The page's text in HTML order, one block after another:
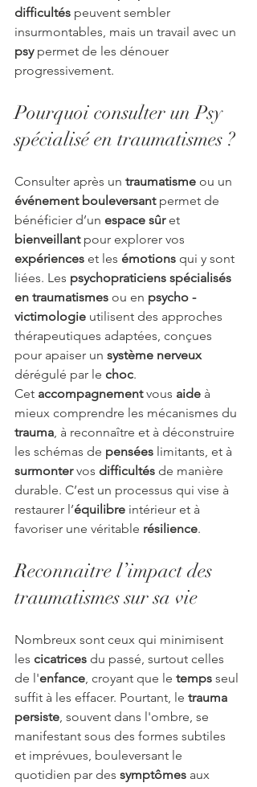
difficultés peuvent sembler
insurmontables, mais un travail avec un
psy permet de les dénouer
progressivement.
Pourquoi consulter un Psy
spécialisé en traumatismes ?
Consulter après un traumatisme ou un
événement bouleversant permet de
bénéficier d’un espace sûr et
bienveillant pour explorer vos
expériences et les émotions qui y sont
liées. Les psychopraticiens spécialisés
en traumatismes ou en psycho -
victimologie utilisent des approches
thérapeutiques adaptées, conçues
pour apaiser un système nerveux
dérégulé par le choc.
Cet accompagnement vous aide à
mieux comprendre les mécanismes du
trauma, à reconnaître et à déconstruire
les schémas de pensées limitants, et à
surmonter vos difficultés de manière
durable. C’est un processus qui vise à
restaurer l’équilibre intérieur et à
favoriser une véritable résilience.
Reconnaitre l’impact des
traumatismes sur sa vie
Nombreux sont ceux qui minimisent
les cicatrices du passé, surtout celles
de l'enfance, croyant que le temps seul
suffit à les effacer. Pourtant, le trauma
persiste, souvent dans l'ombre, se
manifestant sous des formes subtiles
et imprévues, bouleversant le
quotidien par des symptômes aux